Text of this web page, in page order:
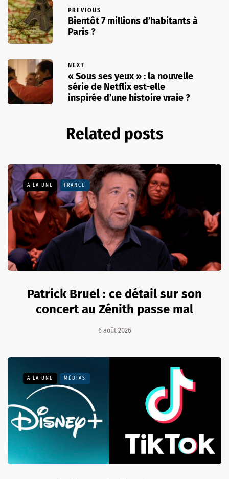
PREVIOUS
Bientôt 7 millions d’habitants à
Paris ?
NEXT
« Sous ses yeux » : la nouvelle
série de Netflix est-elle
inspirée d’une histoire vraie ?
Related posts
A LA UNE FRANCE
Patrick Bruel : ce détail sur son
concert au Zénith passe mal
6 août 2026
A LA UNE MÉDIAS